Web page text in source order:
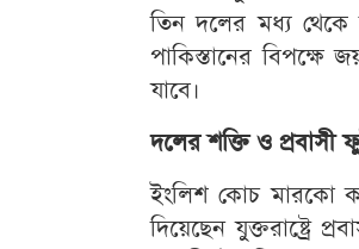
তিন দলের মধ্য থেকে
পাকিস্তানের বিপক্ষে
যাবে।
দলের শক্তি ও প্রবাসী
ইংলিশ কোচ মারকো
দিয়েছেন যুক্তরাষ্ট্রে